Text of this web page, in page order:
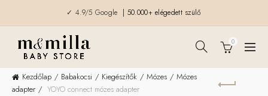
✓ 4.9/5 Google | 50.000+ elégedett szülő
0
Kezdőlap Babakocsi Kiegészítők Mózes
Mózes
adapter
YOYO connect mózes adapter